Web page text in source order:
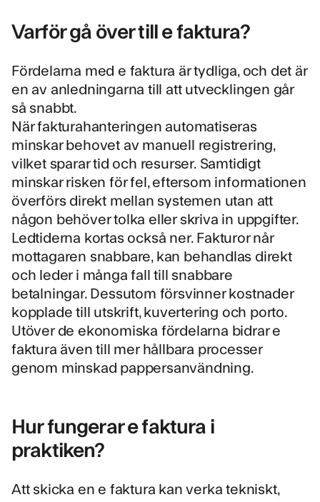
Varför gå över till e faktura?
Fördelarna med e faktura är tydliga, och det är
en av anledningarna till att utvecklingen går
så snabbt.
När fakturahanteringen automatiseras
minskar behovet av manuell registrering,
vilket sparar tid och resurser. Samtidigt
minskar risken för fel, eftersom informationen
överförs direkt mellan systemen utan att
någon behöver tolka eller skriva in uppgifter.
Ledtiderna kortas också ner. Fakturor når
mottagaren snabbare, kan behandlas direkt
och leder i många fall till snabbare
betalningar. Dessutom försvinner kostnader
kopplade till utskrift, kuvertering och porto.
Utöver de ekonomiska fördelarna bidrar e
faktura även till mer hållbara processer
genom minskad pappersanvändning.
Hur fungerar e faktura i
praktiken?
Att skicka en e faktura kan verka tekniskt,